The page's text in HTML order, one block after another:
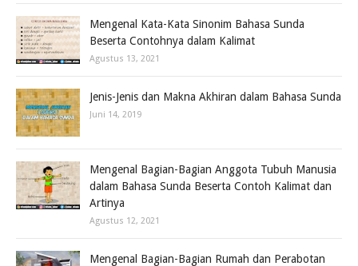
Mengenal Kata-Kata Sinonim Bahasa Sunda
Beserta Contohnya dalam Kalimat
Agustus 13, 2021
Jenis-Jenis dan Makna Akhiran dalam Bahasa Sunda
Juni 14, 2019
Mengenal Bagian-Bagian Anggota Tubuh Manusia
dalam Bahasa Sunda Beserta Contoh Kalimat dan
Artinya
Agustus 12, 2021
Mengenal Bagian-Bagian Rumah dan Perabotan